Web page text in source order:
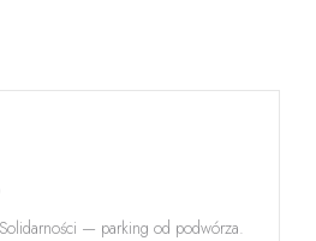
— parking od podwórza.